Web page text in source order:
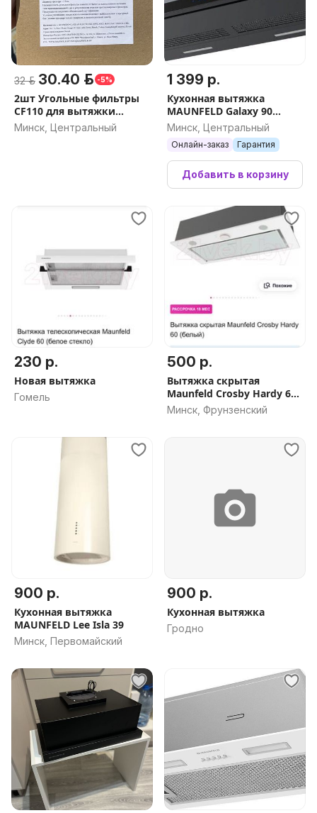
32 р. 30.40 р. -5%
2шт Угольные фильтры
CF110 для вытяжки
Maunfeld
Минск, Центральный
1 399 р.
Кухонная вытяжка
MAUNFELD Galaxy 90
(черный)
Минск, Центральный
Онлайн-заказ Гарантия
Добавить в корзину
230 р.
Новая вытяжка
Гомель
500 р.
Вытяжка скрытая
Maunfeld Crosby Hardy 60
белый
Минск, Фрунзенский
900 р.
Кухонная вытяжка
MAUNFELD Lee Isla 39
Минск, Первомайский
900 р.
Кухонная вытяжка
Гродно